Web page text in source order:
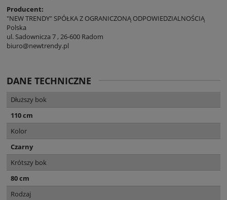
Producent:
"NEW TRENDY" SPÓŁKA Z OGRANICZONĄ ODPOWIEDZIALNOŚCIĄ
Polska
ul. Sadownicza 7 , 26-600 Radom
biuro@newtrendy.pl
DANE TECHNICZNE
Dłuższy bok
110 cm
Kolor
Czarny
Krótszy bok
80 cm
Rodzaj